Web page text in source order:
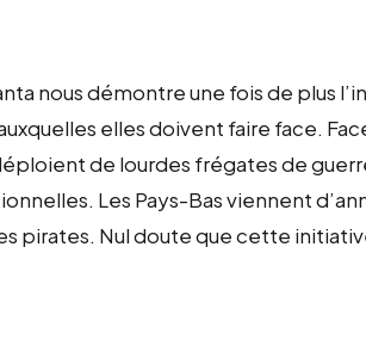
nous démontre une fois de plus
elles doivent faire face.
de lourdes frégates de
Les Pays-Bas viennent
pirates. Nul doute que cette